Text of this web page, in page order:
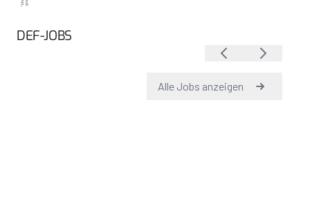
DEF-JOBS